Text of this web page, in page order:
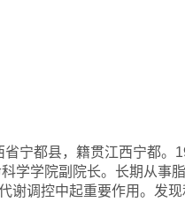
宁都县，籍贯江西宁都。
学学院副院长。长期从事
谢调控中起重要作用。发